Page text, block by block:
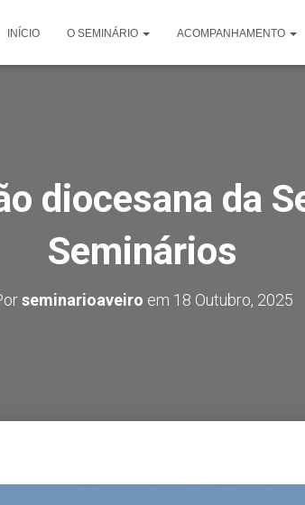
INÍCIO O SEMINÁRIO ACOMPANHAMENTO
diocesana da
Seminários
seminarioaveiro em 18 Outubro, 2025